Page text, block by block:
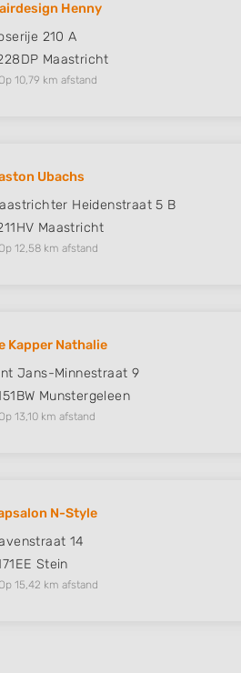
Henny
210 A
Maastricht
Op 10,79 km afstand
Ubachs
Heidenstraat 5 B
Maastricht
Op 12,58 km afstand
Kapper Nathalie
Jans-Minnestraat 9
Munstergeleen
Op 13,10 km afstand
N-Style
14
Stein
Op 15,42 km afstand